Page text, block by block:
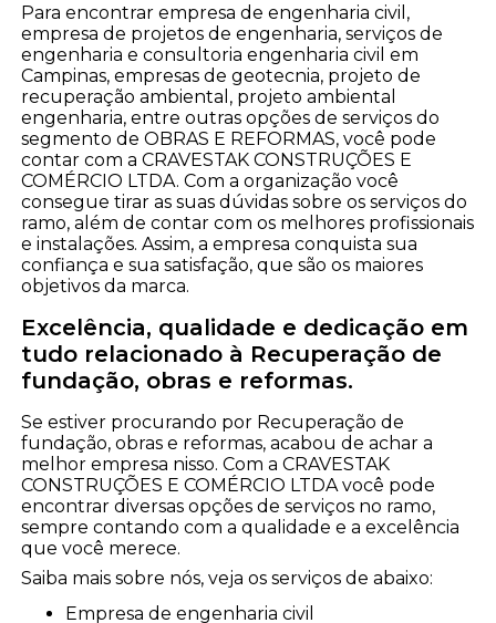
Para encontrar empresa de engenharia civil,
empresa de projetos de engenharia, serviços de
engenharia e consultoria engenharia civil em
Campinas, empresas de geotecnia, projeto de
recuperação ambiental, projeto ambiental
engenharia, entre outras opções de serviços do
segmento de OBRAS E REFORMAS, você pode
contar com a CRAVESTAK CONSTRUÇÕES E
COMÉRCIO LTDA. Com a organização você
consegue tirar as suas dúvidas sobre os serviços do
ramo, além de contar com os melhores profissionais
e instalações. Assim, a empresa conquista sua
confiança e sua satisfação, que são os maiores
objetivos da marca.
Excelência, qualidade e dedicação em
tudo relacionado à Recuperação de
fundação, obras e reformas.
Se estiver procurando por Recuperação de
fundação, obras e reformas, acabou de achar a
melhor empresa nisso. Com a CRAVESTAK
CONSTRUÇÕES E COMÉRCIO LTDA você pode
encontrar diversas opções de serviços no ramo,
sempre contando com a qualidade e a excelência
que você merece.
Saiba mais sobre nós, veja os serviços de abaixo:
empresa de engenharia civil